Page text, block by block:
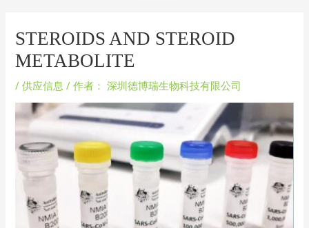
STEROIDS AND STEROID
METABOLITE
/供应信息 / 作者： 深圳德博瑞生物科技有限公司